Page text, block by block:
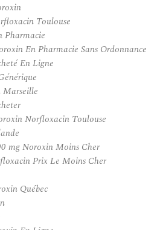
Toulouse
Pharmacie
En Pharmacie Sans Ordonnance
En Ligne
Marseille
Norfloxacin Toulouse
mg Noroxin Moins Cher
Prix Le Moins Cher
Québec